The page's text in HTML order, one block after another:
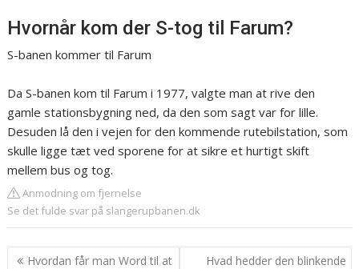
Hvornår kom der S-tog til Farum?
S-banen kommer til Farum
Da S-banen kom til Farum i 1977, valgte man at rive den
gamle stationsbygning ned, da den som sagt var for lille.
Desuden lå den i vejen for den kommende rutebilstation, som
skulle ligge tæt ved sporene for at sikre et hurtigt skift
mellem bus og tog.
Anmodning om fjernelse
Se det fulde svar på slangerupbanen.dk
Indlægsnavigation
Hvordan får man Word til at
Hvad hedder den blinkende